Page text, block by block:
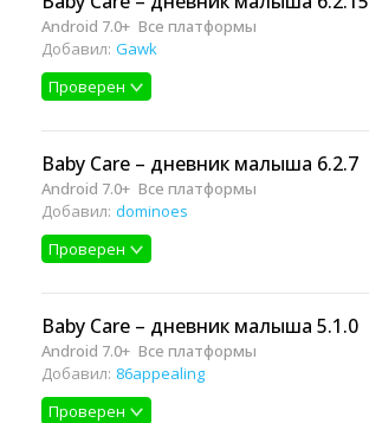
Android 7.0+ Все платформы
Добавил: Gawk
Проверен
Baby Care – дневник малыша 6.2.7
Android 7.0+ Все платформы
Добавил: dominoes
Проверен
Baby Care – дневник малыша 5.1.0
Android 7.0+ Все платформы
Добавил: 86appealing
Проверен